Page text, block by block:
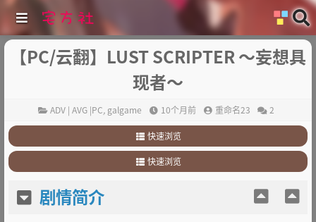
【PC/云翻】LUST SCRIPTER ～妄想具
现者～
ADV | AVG |PC, galgame 10个月前 重命名23 2
快速浏览
1.剧情简介
2.其他
快速浏览
2.其他剧情简介